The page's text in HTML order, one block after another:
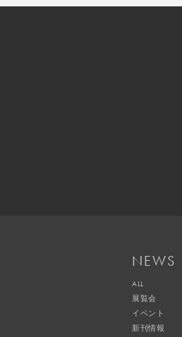
NEWS
ALL
展覧会
イベント
新刊情報